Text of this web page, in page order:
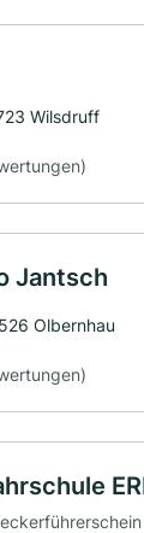
Wilsdruff
Jantsch
Olbernhau